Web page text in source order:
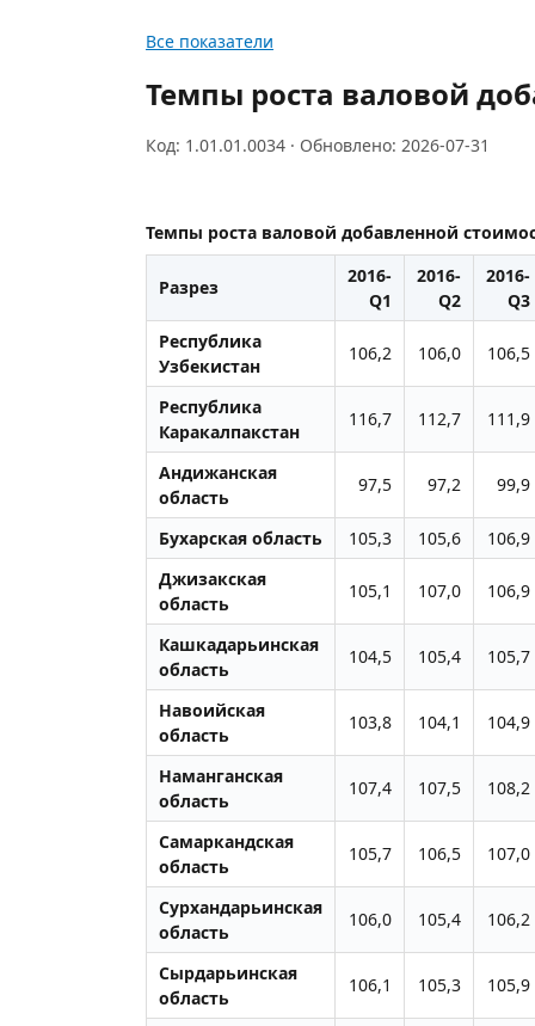
Все показатели
Темпы роста валовой
Код: 1.01.01.0034 · Обновлено: 2026-07-31
Темпы роста валовой добавленной
Разрез
2016-
Q1
2016-
Q2
2016-
Q3
Республика
Узбекистан
106,2 106,0 106,5
Республика
Каракалпакстан
116,7 112,7 111,9
Андижанская
область
97,5 97,2 99,9
Бухарская область 105,3 105,6
106,9
Джизакская
область
105,1 107,0 106,9
Кашкадарьинская
область
104,5 105,4 105,7
Навоийская
область
103,8 104,1 104,9
Наманганская
область
107,4 107,5 108,2
Самаркандская
область
105,7 106,5 107,0
Сурхандарьинская
область
106,0 105,4 106,2
Сырдарьинская
область
106,1 105,3 105,9